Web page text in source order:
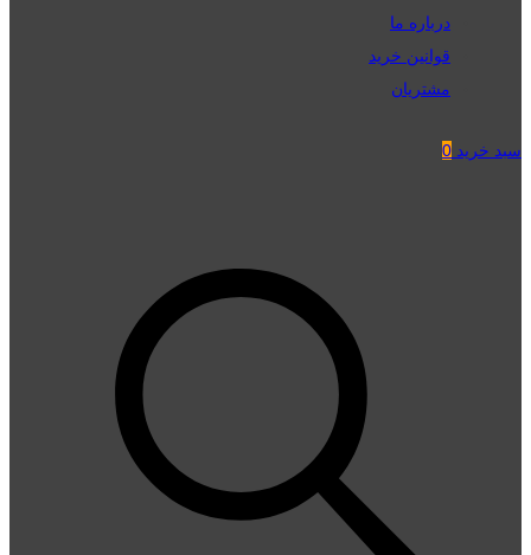
درباره ما
قوانین خرید
مشتریان
سبد خرید 0